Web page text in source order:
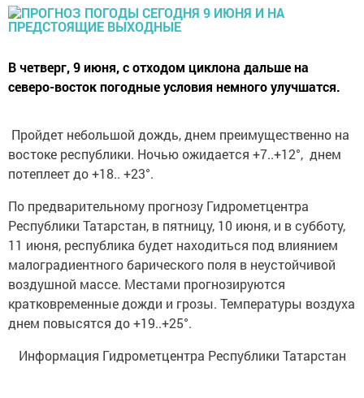
В четверг, 9 июня, с отходом циклона дальше на
северо-восток погодные условия немного улучшатся.
Пройдет небольшой дождь, днем преимущественно на
востоке республики. Ночью ожидается +7..+12°, днем
потеплеет до +18.. +23°.
По предварительному прогнозу Гидрометцентра
Республики Татарстан, в пятницу, 10 июня, и в субботу,
11 июня, республика будет находиться под влиянием
малоградиентного барического поля в неустойчивой
воздушной массе. Местами прогнозируются
кратковременные дожди и грозы. Температуры воздуха
днем повысятся до +19..+25°.
Информация Гидрометцентра Республики Татарстан